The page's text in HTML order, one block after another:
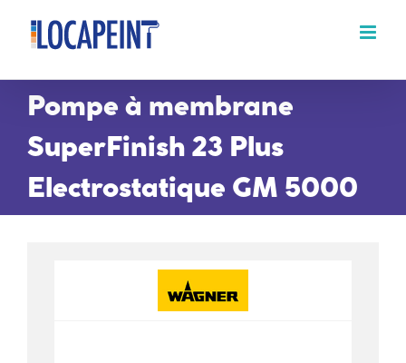
Passer
contenu
Pompe à membrane
SuperFinish 23 Plus
Electrostatique GM 5000